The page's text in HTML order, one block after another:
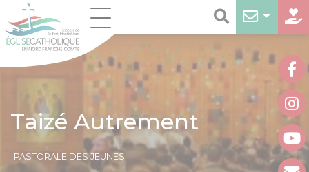
Taizé Autrement
PASTORALE DES JEUNES